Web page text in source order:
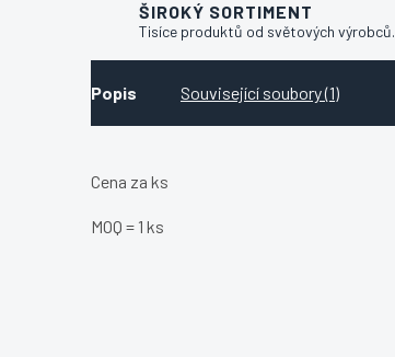
ŠIROKÝ SORTIMENT
Tisíce produktů od světových výrobců.
Popis Související soubory (1)
Cena za ks
MOQ = 1 ks